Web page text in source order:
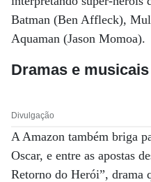
Batman (Ben Affleck),
Aquaman (Jason Momoa).
Dramas e musicais
Divulgação
A Amazon também briga
Oscar, e entre as apostas
Retorno do Herói”, drama